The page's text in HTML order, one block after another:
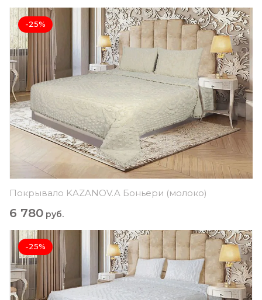
-25%
Покрывало KAZANOV.A Боньери (молоко)
6 780 руб.
-25%